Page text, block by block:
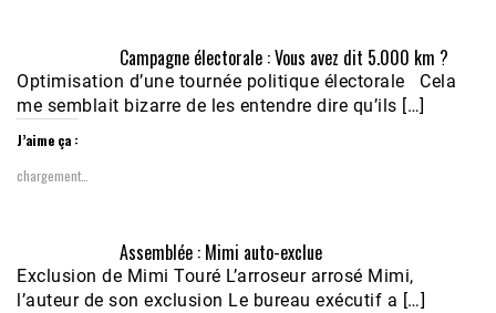
Campagne électorale : Vous avez dit 5.000 km ?
Optimisation d’une tournée politique électorale Cela
me semblait bizarre de les entendre dire qu’ils […]
J’aime ça :
chargement…
Assemblée : Mimi auto-exclue
Exclusion de Mimi Touré L’arroseur arrosé Mimi,
l’auteur de son exclusion Le bureau exécutif a […]